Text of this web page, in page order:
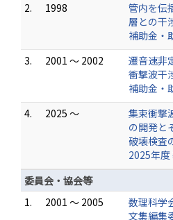
2.
1998
管内を伝
層との干
補助金・
3.
2001 ～ 2002
遷音速非
衝撃波干
補助金・
4.
2025 ～
集束衝撃
の開発と
破壊検査
2025年度
委員会・協会等
1.
2001 ～ 2005
数理科学
文集編集